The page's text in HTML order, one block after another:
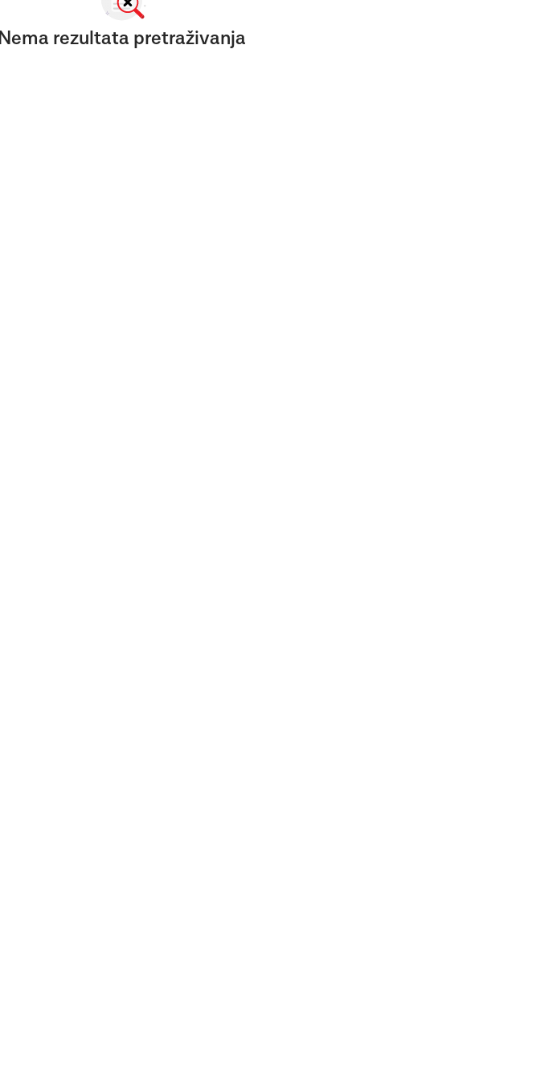
Nema rezultata pretraživanja